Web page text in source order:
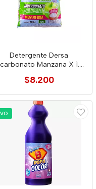
Detergente Dersa
Manzana X 1.5
$8.200